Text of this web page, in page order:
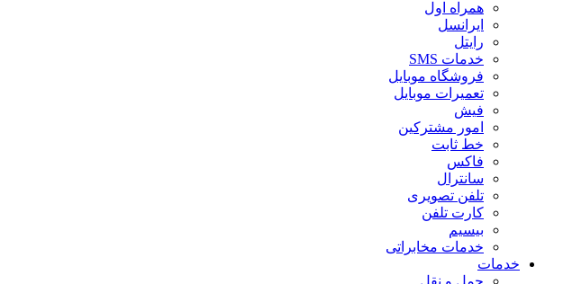
همراه اول
ایرانسل
رایتل
خدمات SMS
فروشگاه موبایل
تعمیرات موبایل
فیش
امور مشترکین
خط ثابت
فاکس
سانترال
تلفن تصویری
کارت تلفن
بیسیم
خدمات مخابراتی
خدمات